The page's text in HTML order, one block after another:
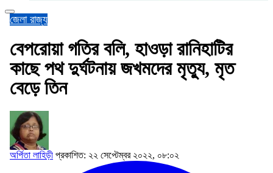
জেলা রাজ্য
বেপরোয়া গতির বলি, হাওড়া রানিহাটির
কাছে পথ দুর্ঘটনায় জখমদের মৃত্যু, মৃত
বেড়ে তিন
অর্পিতা লাহিড়ী প্রকাশিত: ২২ সেপ্টেম্বর ২০২২, ০৮:০২